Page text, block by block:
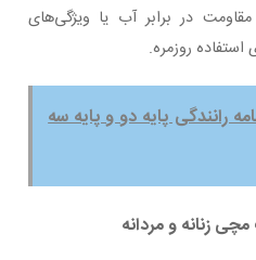
در برابر آب یا ویژگی‌های
استفاده روزمره.
رانندگی پایه دو و پایه سه
زنانه و مردانه